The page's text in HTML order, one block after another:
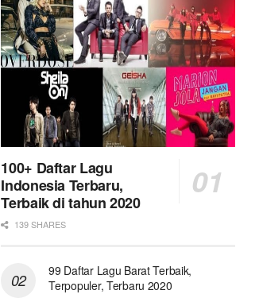
100+ Daftar Lagu
Indonesia Terbaru,
Terbaik di tahun 2020
139 SHARES
99 Daftar Lagu Barat Terbaik,
Terpopuler, Terbaru 2020